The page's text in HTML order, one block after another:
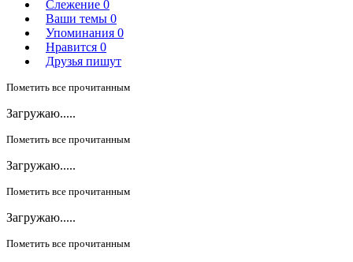
Слежение 0
Ваши темы 0
Упоминания 0
Нравится 0
Друзья пишут
Пометить все прочитанным
Загружаю.....
Пометить все прочитанным
Загружаю.....
Пометить все прочитанным
Загружаю.....
Пометить все прочитанным